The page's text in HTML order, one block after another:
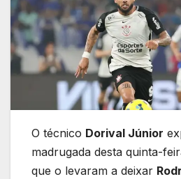
O técnico Dorival Júnior
madrugada desta quinta-
que o levaram a deixar